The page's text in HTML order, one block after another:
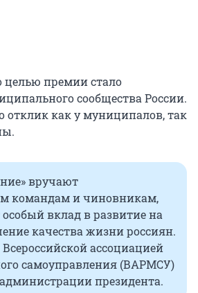
целью премии стало
сообщества России.
отклик как у муниципалов, так
вручают
командам и чиновникам,
вклад в развитие на
качества жизни россиян.
ассоциацией
самоуправления (ВАРМСУ)
президента.